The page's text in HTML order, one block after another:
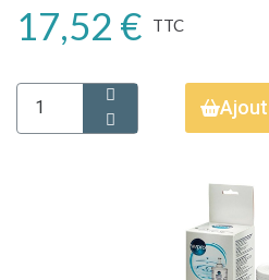
17,52 € TTC